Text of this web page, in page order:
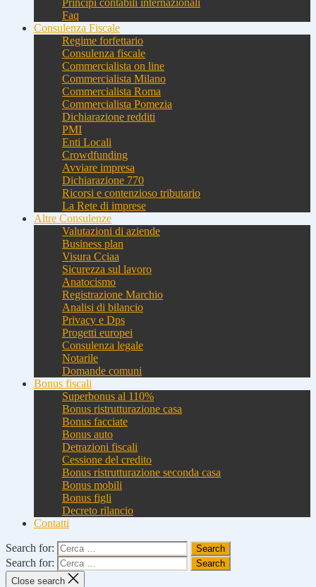
Principi contabili internazionali
Faq
Consulenza Fiscale
Regime forfettario
Consulenza fiscale
Commercialista on line
Commercialista Milano
Commercialista Roma
Commercialista Pomezia
Dichiarazione redditi
PMI
Enti Locali
Crowdfunding
Avviare impresa
Dichiarazione 770
Ricorsi e contenzioso tributario
La Rete di imprese
Altre Consulenze
Valutazioni di aziende
Business plan
Visura Cciaa
Sicurezza sul lavoro
Anatocismo
Registrazione Marchio
Analisi di bilancio
Privacy e Dps
Progetti europei
Consulenza legale
Notarile
Domande comuni
Bonus fiscali
Superbonus al 110%
Bonus ristrutturazione casa
Bonus facciate
Bonus auto
Detrazioni fiscali
Cessione del credito
Bonus ristrutturazione seconda casa
Bonus mobili
Bonus figli
Decreto rilancio
Contatti
Search for:
Search for:
Close search